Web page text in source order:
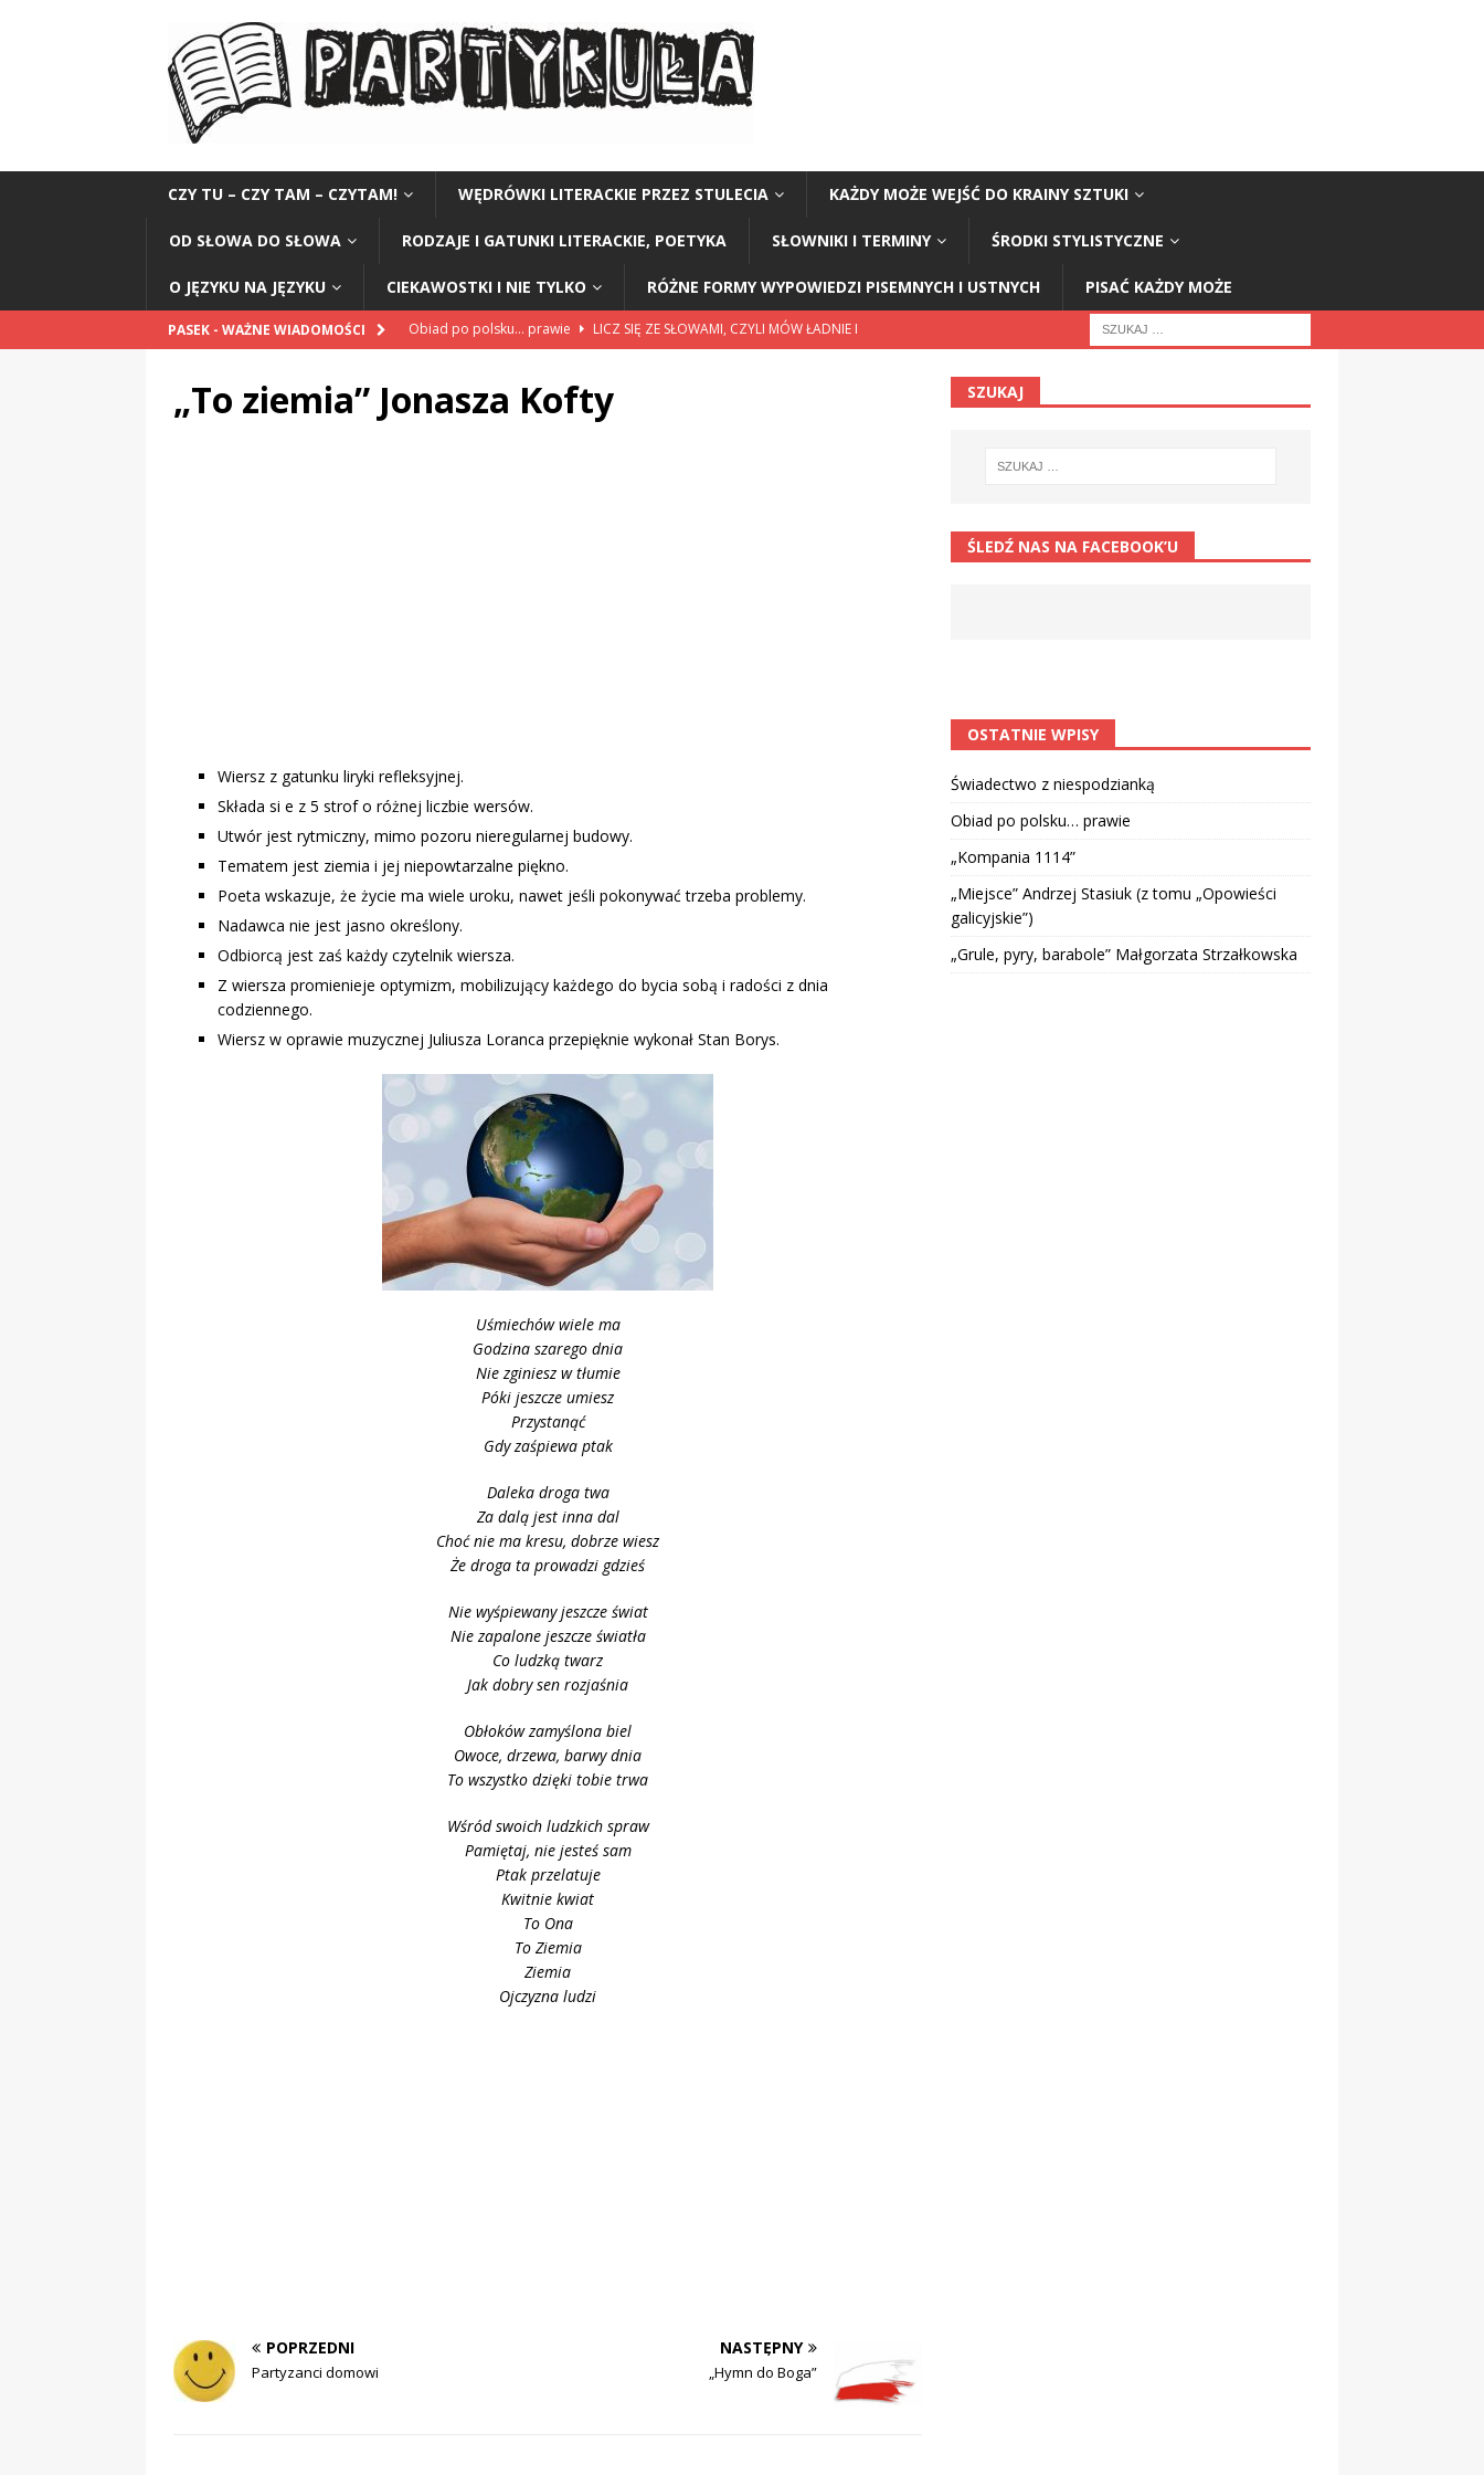
CZY TU – CZY TAM – CZYTAM! WĘDRÓWKI LITERACKIE PRZEZ STULECIA KAŻDY MOŻE WEJŚĆ DO KRAINY SZTUKI
OD SŁOWA DO SŁOWA RODZAJE I GATUNKI LITERACKIE, POETYKA SŁOWNIKI I TERMINY ŚRODKI STYLISTYCZNE
O JĘZYKU NA JĘZYKU CIEKAWOSTKI I NIE TYLKO RÓŻNE FORMY WYPOWIEDZI PISEMNYCH I USTNYCH PISAĆ KAŻDY MOŻE
PASEK - WAŻNE WIADOMOŚCI Obiad po polsku… prawie
LICZ SIĘ ZE SŁOWAMI, CZYLI MÓW ŁADNIE I
„Kompania 1114”
CZY TU - CZY TAM - CZYTAM!
„To ziemia” Jonasza Kofty
Wiersz z gatunku liryki refleksyjnej.
Składa si e z 5 strof o różnej liczbie wersów.
Utwór jest rytmiczny, mimo pozoru nieregularnej budowy.
Tematem jest ziemia i jej niepowtarzalne piękno.
Poeta wskazuje, że życie ma wiele uroku, nawet jeśli pokonywać trzeba problemy.
Nadawca nie jest jasno określony.
Odbiorcą jest zaś każdy czytelnik wiersza.
Z wiersza promienieje optymizm, mobilizujący każdego do bycia sobą i radości z dnia
codziennego.
Wiersz w oprawie muzycznej Juliusza Loranca przepięknie wykonał Stan Borys.
Uśmiechów wiele ma
Godzina szarego dnia
Nie zginiesz w tłumie
Póki jeszcze umiesz
Przystanąć
Gdy zaśpiewa ptak
Daleka droga twa
Za dalą jest inna dal
Choć nie ma kresu, dobrze wiesz
Że droga ta prowadzi gdzieś
Nie wyśpiewany jeszcze świat
Nie zapalone jeszcze światła
Co ludzką twarz
Jak dobry sen rozjaśnia
Obłoków zamyślona biel
Owoce, drzewa, barwy dnia
To wszystko dzięki tobie trwa
Wśród swoich ludzkich spraw
Pamiętaj, nie jesteś sam
Ptak przelatuje
Kwitnie kwiat
To Ona
To Ziemia
Ziemia
Ojczyzna ludzi
POPRZEDNI
Partyzanci domowi
NASTĘPNY
„Hymn do Boga”
SZUKAJ
ŚLEDŹ NAS NA FACEBOOK’U
OSTATNIE WPISY
Świadectwo z niespodzianką
Obiad po polsku… prawie
„Kompania 1114”
„Miejsce” Andrzej Stasiuk (z tomu „Opowieści
galicyjskie”)
„Grule, pyry, barabole” Małgorzata Strzałkowska